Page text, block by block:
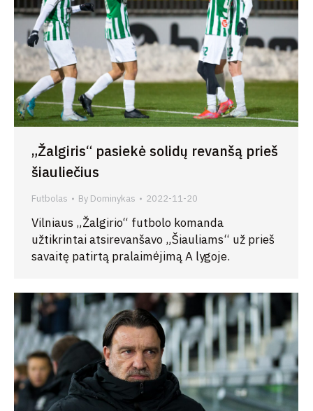
„Žalgiris“ pasiekė solidų revanšą prieš
šiauliečius
Futbolas By Dominykas 2022-11-20
Vilniaus „Žalgirio“ futbolo komanda
užtikrintai atsirevanšavo „Šiauliams“ už prieš
savaitę patirtą pralaimėjimą A lygoje.